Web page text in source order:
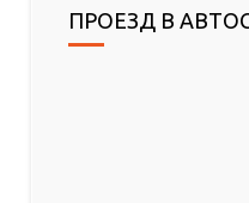
ПРОЕЗД В